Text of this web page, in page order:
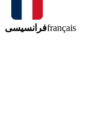
فرانسیسیfrançais